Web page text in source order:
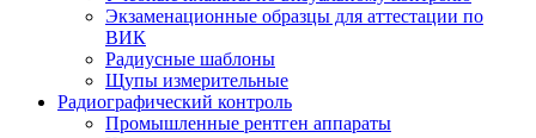
Экзаменационные образцы для аттестации по
ВИК
Радиусные шаблоны
Щупы измерительные
Радиографический контроль
Промышленные рентген аппараты